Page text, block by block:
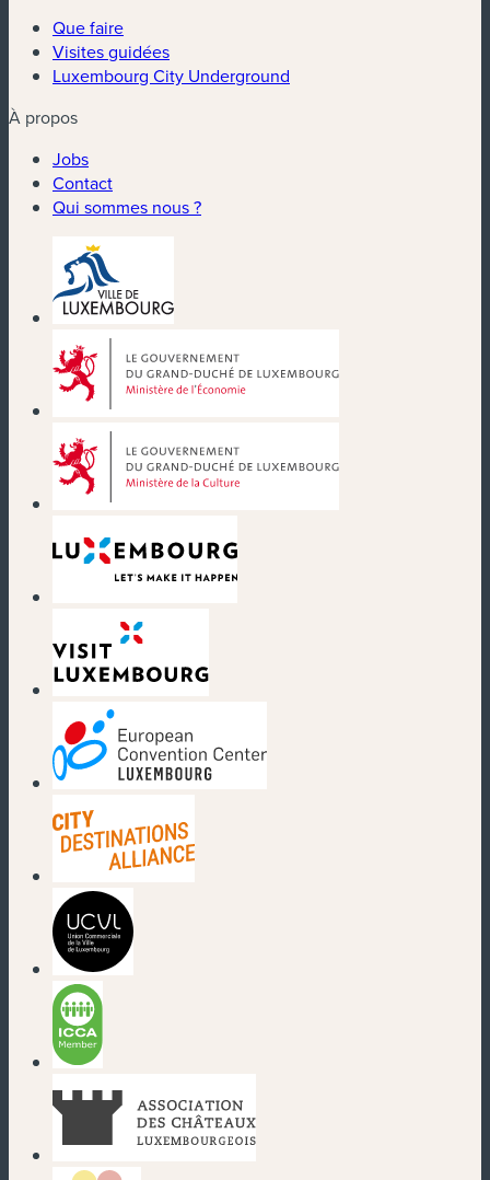
Que faire
Visites guidées
Luxembourg City Underground
À propos
Jobs
Contact
Qui sommes nous ?